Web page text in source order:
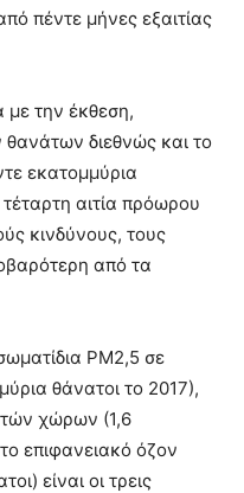
πέντε μήνες εξαιτίας
την έκθεση,
διεθνώς και το
εκατομμύρια
αιτία πρόωρου
κινδύνους, τους
από τα
ΡΜ2,5 σε
θάνατοι το 2017),
χώρων (1,6
επιφανειακό όζον
είναι οι τρεις